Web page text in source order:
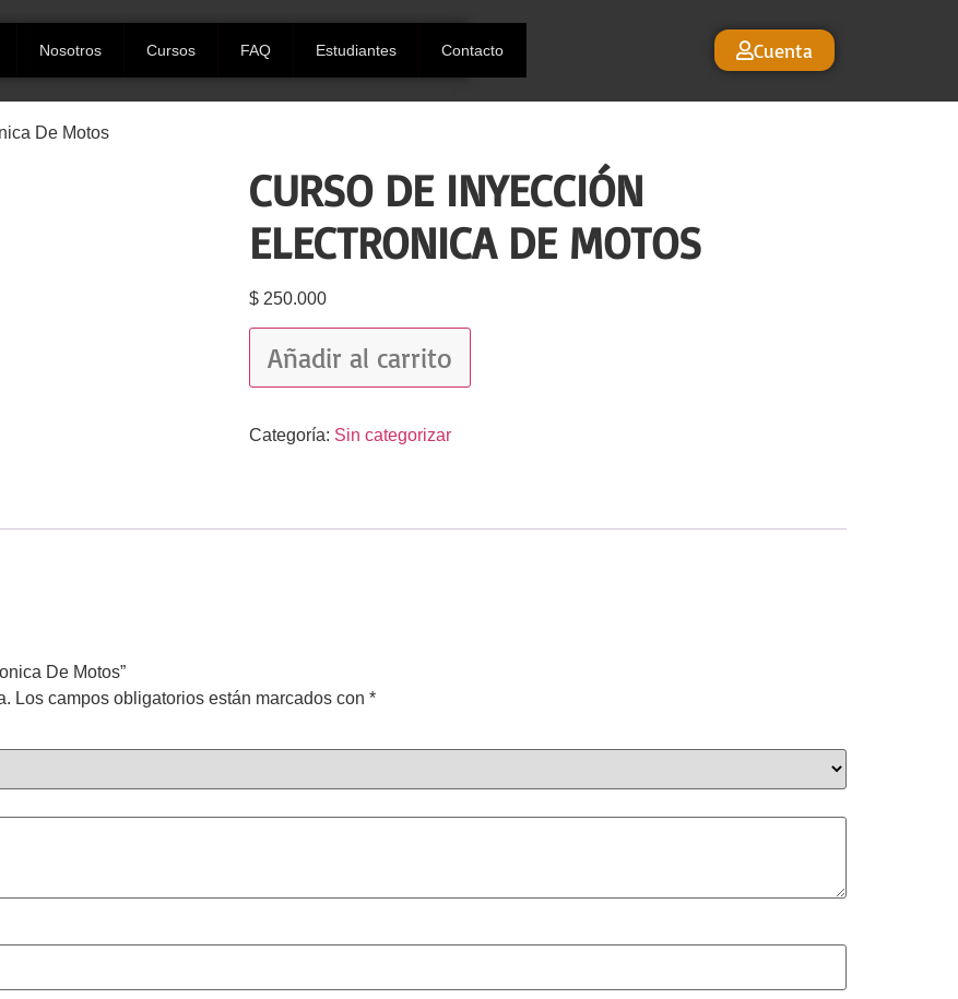
Nosotros Cursos FAQ Estudiantes Contacto Cuenta
De Motos
CURSO DE INYECCIÓN
ELECTRONICA DE MOTOS
$250.000
Añadir al carrito
Categoría: Sin categorizar
De Motos”
Los campos obligatorios están marcados con *